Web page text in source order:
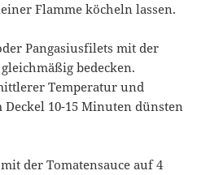
Flamme köcheln lassen.
Pangasiusfilets mit der
bedecken.
Temperatur und
Deckel 10-15 Minuten dünsten
der Tomatensauce auf 4